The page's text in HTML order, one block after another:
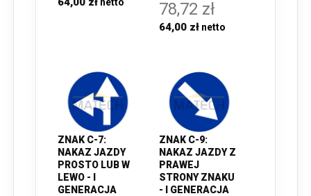
78,72 zł
64,00 zł
ZNAK C-7:
NAKAZ JAZDY
PROSTO LUB W
LEWO - I
GENERACJA
ZNAK C-9:
NAKAZ JAZDY Z
PRAWEJ
STRONY ZNAKU
- I GENERACJA